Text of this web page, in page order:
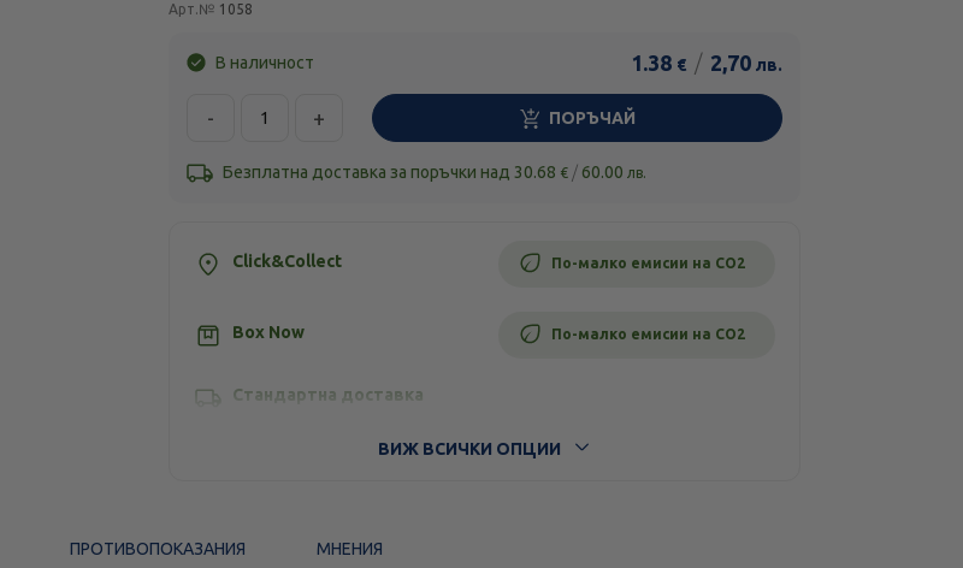
Арт.№ 1058
В наличност 1.38 € / 2,70 лв.
- + ПОРЪЧАЙ
Безплатна доставка за поръчки над 30.68 € / 60.00 лв.
Click&Collect По-малко емисии на CO2
Box Now По-малко емисии на CO2
Стандартна доставка
ВИЖ ВСИЧКИ ОПЦИИ
ПРОТИВОПОКАЗАНИЯ МНЕНИЯ